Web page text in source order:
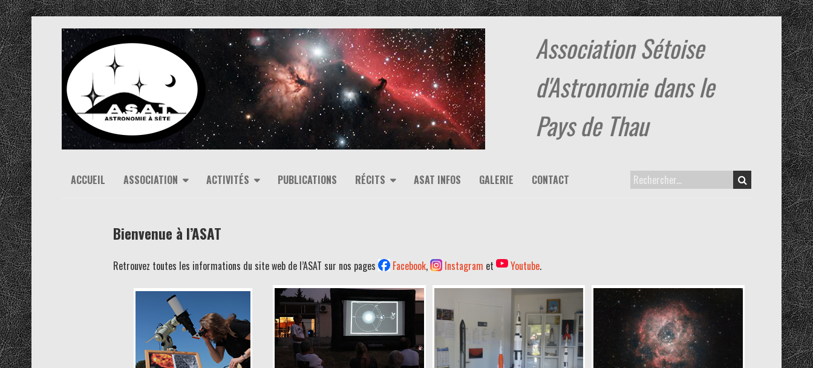
Association Sétoise
d'Astronomie dans le
Pays de Thau
ACCUEIL ASSOCIATION ACTIVITÉS PUBLICATIONS RÉCITS ASAT INFOS GALERIE CONTACT
Bienvenue à l’ASAT
Retrouvez toutes les informations du site web de l’ASAT sur nos pages Facebook, Instagram et Youtube.